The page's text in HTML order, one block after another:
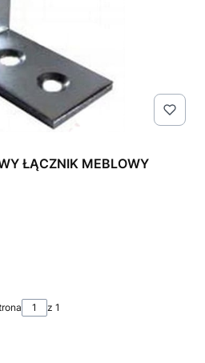
ŁĄCZNIK MEBLOWY
z 1